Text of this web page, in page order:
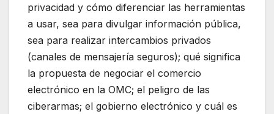
privacidad y cómo diferenciar las herramientas
a usar, sea para divulgar información pública,
sea para realizar intercambios privados
(canales de mensajería seguros); qué significa
la propuesta de negociar el comercio
electrónico en la OMC; el peligro de las
ciberarmas; el gobierno electrónico y cuál es